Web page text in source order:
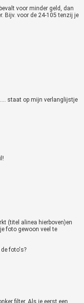
voor minder geld, dan
Bijv. voor de 24-105 tenzij je
staat op mijn verlanglijstje
(titel alinea hierboven)en
foto gewoon veel te
foto's?